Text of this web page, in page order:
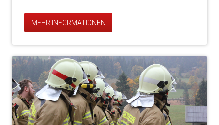
MEHR INFORMATIONEN